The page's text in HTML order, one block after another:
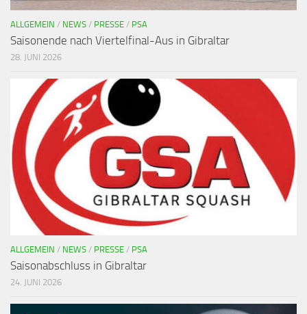
ALLGEMEIN / NEWS / PRESSE / PSA
Saisonende nach Viertelfinal-Aus in Gibraltar
28. JUNI 2026
ALLGEMEIN / NEWS / PRESSE / PSA
Saisonabschluss in Gibraltar
24. JUNI 2026